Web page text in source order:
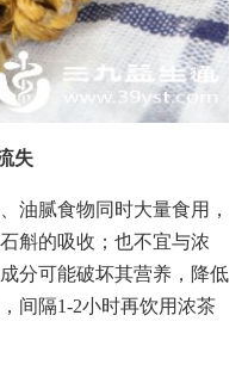
失
油腻食物同时大量食用，
斛的吸收；也不宜与浓
分可能破坏其营养，降低
间隔1-2小时再饮用浓茶